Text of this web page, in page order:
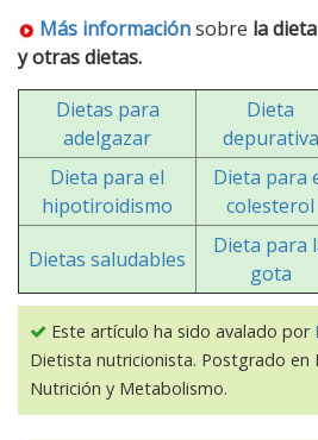
Más informaciónsobre la
y otras dietas.
Dietas para
adelgazar
Dieta
depurativa
Dieta para el
hipotiroidismo
Dieta para
colesterol
Dietas saludables
Dieta para
gota
Este artículo ha sido avalado por
Dietista nutricionista. Postgrado en
Nutrición y Metabolismo.